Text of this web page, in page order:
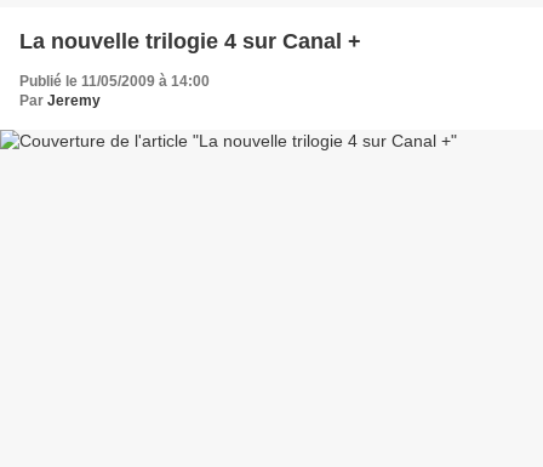
La nouvelle trilogie 4 sur Canal +
Publié le 11/05/2009 à 14:00
Par Jeremy